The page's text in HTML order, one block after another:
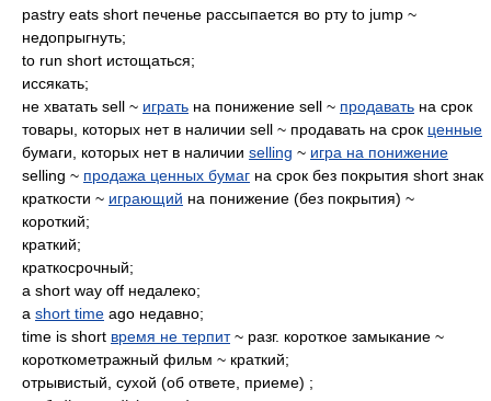
pastry eats short печенье рассыпается во рту to jump ~
недопрыгнуть;
to run short истощаться;
иссякать;
не хватать sell ~ играть на понижение sell ~ продавать на срок
товары, которых нет в наличии sell ~ продавать на срок ценные
бумаги, которых нет в наличии selling ~ игра на понижение
selling ~ продажа ценных бумаг на срок без покрытия short знак
краткости ~ играющий на понижение (без покрытия) ~
короткий;
краткий;
краткосрочный;
a short way off недалеко;
a short time ago недавно;
time is short время не терпит~ разг. короткое замыкание ~
короткометражный фильм ~ краткий;
отрывистый, сухой (об ответе, приеме) ;